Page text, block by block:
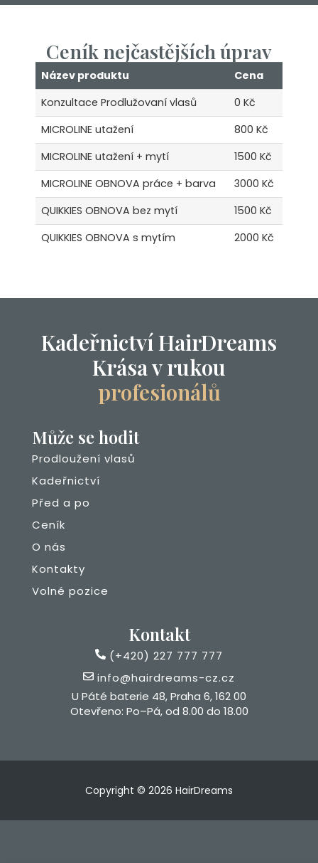
Ceník nejčastějších úprav
Název produktu
Cena
Konzultace Prodlužovaní vlasů
0 Kč
MICROLINE utažení
800 Kč
MICROLINE utažení + mytí
1500 Kč
MICROLINE OBNOVA práce + barva
3000 Kč
QUIKKIES OBNOVA bez mytí
1500 Kč
QUIKKIES OBNOVA s mytím
2000 Kč
Kadeřnictví HairDreams
Krása v rukou
profesionálů
Může se hodit
Prodloužení vlasů
Kadeřnictví
Před a po
Ceník
O nás
Kontakty
Volné pozice
Kontakt
(+420) 227 777 777
info@hairdreams-cz.cz
U Páté baterie 48, Praha 6, 162 00
Otevřeno: Po–Pá, od 8.00 do 18.00
Copyright © 2026 HairDreams